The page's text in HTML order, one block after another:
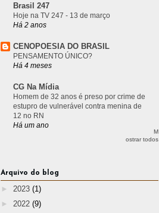
Brasil 247
Hoje na TV 247 - 13 de março
Há 2 anos
CENOPOESIA DO BRASIL
PENSAMENTO ÚNICO?
Há 4 meses
CG Na Mídia
Homem de 32 anos é preso por crime de
estupro de vulnerável contra menina de
12 no RN
Há um ano
M
ostrar todos
Arquivo do blog
► 2023 (1)
► 2022 (9)